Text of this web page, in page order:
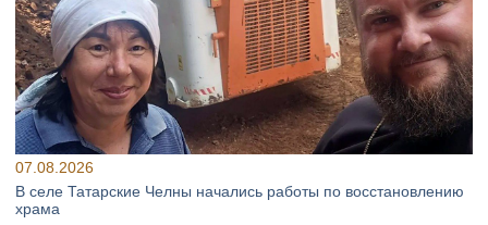
07.08.2026
В селе Татарские Челны начались работы по восстановлению
храма